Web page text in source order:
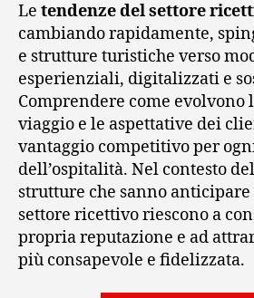
Le tendenze del settore
cambiando rapidamente,
e strutture turistiche verso
esperienziali, digitalizzati e
Comprendere come
viaggio e le aspettative dei
vantaggio competitivo per
dell’ospitalità. Nel contesto
strutture che sanno
settore ricettivo riescono a
propria reputazione e ad
più consapevole e fidelizzata.